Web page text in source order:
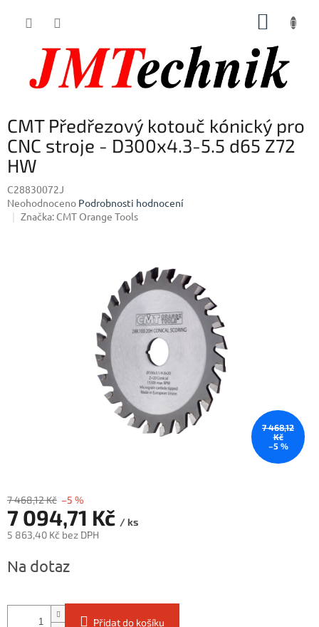
CMT Předřezový kotouč kónický pro
CNC stroje - D300x4.3-5.5 d65 Z72
HW
C28830072J
Průměrné
hodnocení
Neohodnoceno Podrobnosti hodnocení
Značka: CMT Orange Tools
7 468,12
Kč
–5 %
7 468,12 Kč –5 %
7 094,71 Kč / ks
5 863,40 Kč bez DPH
cena:
Na dotaz
Přidat do košíku